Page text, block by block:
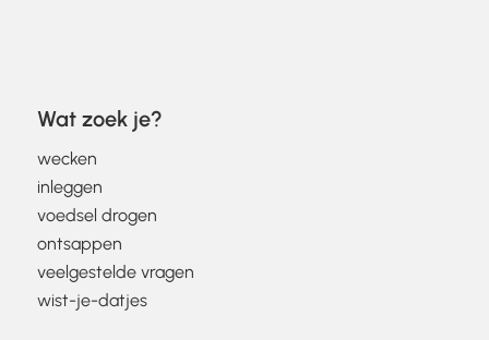
Wat zoek je?
wecken
inleggen
voedsel drogen
ontsappen
veelgestelde vragen
wist-je-datjes